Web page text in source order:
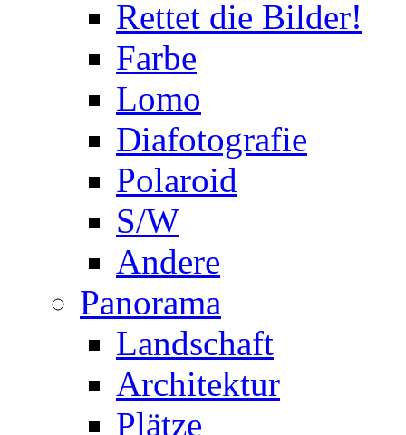
Rettet die Bilder!
Farbe
Lomo
Diafotografie
Polaroid
S/W
Andere
Panorama
Landschaft
Architektur
Plätze